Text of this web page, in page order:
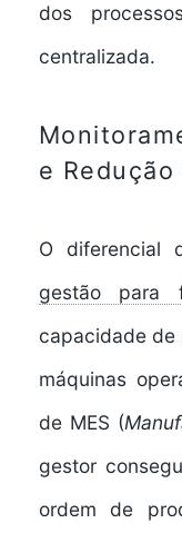
dos
centralizada.
e
O diferencial
gestão para
capacidade de
máquinas
de MES (
gestor
ordem de